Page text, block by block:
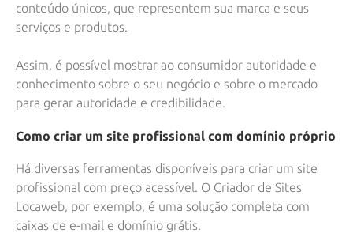
conteúdo únicos, que representem sua marca e seus
serviços e produtos.
Assim, é possível mostrar ao consumidor autoridade e
conhecimento sobre o seu negócio e sobre o mercado
para gerar autoridade e credibilidade.
Como criar um site profissional com domínio próprio
Há diversas ferramentas disponíveis para criar um site
profissional com preço acessível. O Criador de Sites
Locaweb, por exemplo, é uma solução completa com
caixas de e-mail e domínio grátis.